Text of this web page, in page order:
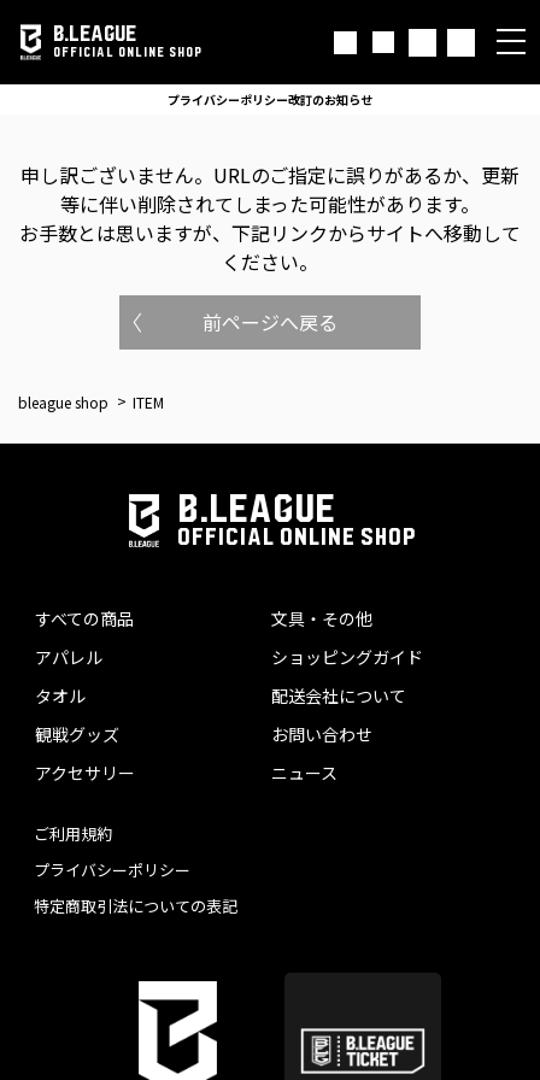
B.LEAGUE
OFFICIAL ONLINE SHOP
プライバシーポリシー改訂のお知らせ
申し訳ございません。 URLのご指定に誤りがあるか、更新
等に伴い削除されてしまった可能性があります。
お手数とは思いますが、下記リンクからサイトへ移動して
ください。
前ページへ戻る
bleague shop ITEM
B.LEAGUE
OFFICIAL ONLINE SHOP
すべての商品
アパレル
タオル
観戦グッズ
アクセサリー
文具・その他
ショッピングガイド
配送会社について
お問い合わせ
ニュース
ご利用規約
プライバシーポリシー
特定商取引法についての表記